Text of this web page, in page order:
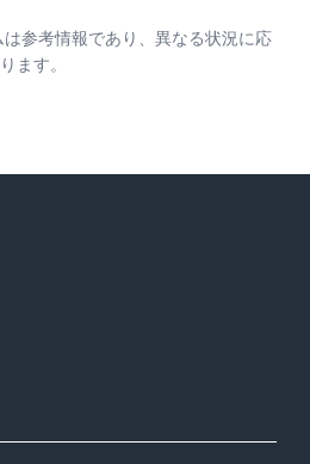
参考情報であり、異なる状況に応
ます。